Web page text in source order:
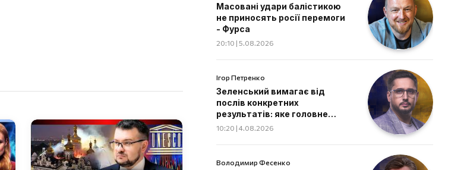
Масовані удари балістикою
не приносять росії перемоги
- Фурса
20:10 | 5.08.2026
Ігор Петренко
Зеленський вимагає від
послів конкретних
результатів: яке головне
завдання дипломатів
10:20 | 4.08.2026
Володимир Фесенко